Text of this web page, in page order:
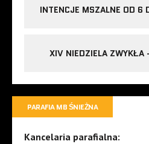
INTENCJE MSZALNE OD
XIV NIEDZIELA
PARAFIA MB ŚNIEŻNA
Kancelaria parafialna: